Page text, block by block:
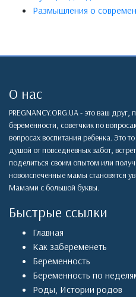
Размышления о
О нас
PREGNANCY.ORG.UA - это ваш
беременности, советчкик по
вопросах воспитания ребенка. Это
душой от повседневных забот,
поделиться своим опытом или
новоиспеченные мамы становятся
Мамами с большой буквы.
Быстрые ссылки
Главная
Как забеременеть
Беременность
Беременность по
Роды, Истории родов